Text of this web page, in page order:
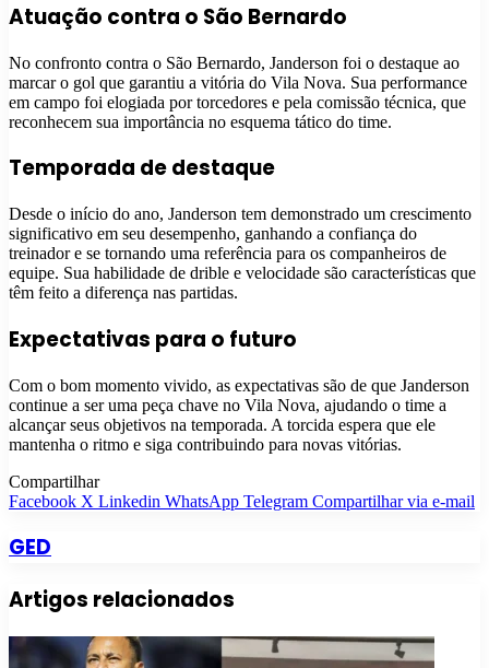
Atuação contra o São Bernardo
No confronto contra o São Bernardo, Janderson foi o destaque ao
marcar o gol que garantiu a vitória do Vila Nova. Sua performance
em campo foi elogiada por torcedores e pela comissão técnica, que
reconhecem sua importância no esquema tático do time.
Temporada de destaque
Desde o início do ano, Janderson tem demonstrado um crescimento
significativo em seu desempenho, ganhando a confiança do
treinador e se tornando uma referência para os companheiros de
equipe. Sua habilidade de drible e velocidade são características que
têm feito a diferença nas partidas.
Expectativas para o futuro
Com o bom momento vivido, as expectativas são de que Janderson
continue a ser uma peça chave no Vila Nova, ajudando o time a
alcançar seus objetivos na temporada. A torcida espera que ele
mantenha o ritmo e siga contribuindo para novas vitórias.
Compartilhar
Facebook X Linkedin WhatsApp Telegram Compartilhar via e-mail
GED
Artigos relacionados